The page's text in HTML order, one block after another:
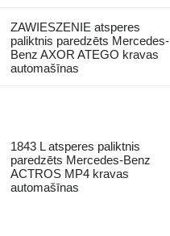
ZAWIESZENIE atsperes
paliktnis paredzēts Mercedes-
Benz AXOR ATEGO kravas
automašīnas
1843 L atsperes paliktnis
paredzēts Mercedes-Benz
ACTROS MP4 kravas
automašīnas